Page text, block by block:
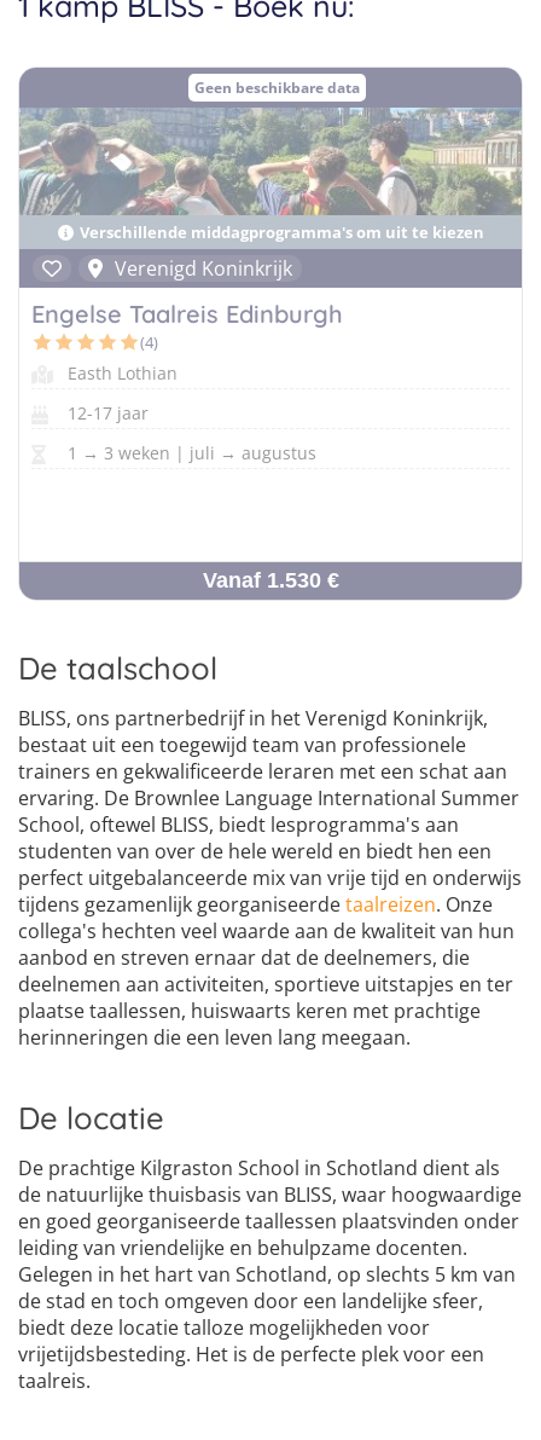
Buitenland
Taalvakanties ItaliaansGeen beschikbare data
Verschillende middagprogramma's om uit te kiezen
Verenigd Koninkrijk
Engelse Taalreis Edinburgh
(4)
Easth Lothian
12-17 jaar
1 → 3 weken | juli → augustus
Vanaf 1.530 €
De taalschool
BLISS, ons partnerbedrijf in het Verenigd Koninkrijk,
bestaat uit een toegewijd team van professionele
trainers en gekwalificeerde leraren met een schat aan
ervaring. De Brownlee Language International Summer
School, oftewel BLISS, biedt lesprogramma's aan
studenten van over de hele wereld en biedt hen een
perfect uitgebalanceerde mix van vrije tijd en onderwijs
tijdens gezamenlijk georganiseerdetaalreizen. Onze
collega's hechten veel waarde aan de kwaliteit van hun
aanbod en streven ernaar dat de deelnemers, die
deelnemen aan activiteiten, sportieve uitstapjes en ter
plaatse taallessen, huiswaarts keren met prachtige
herinneringen die een leven lang meegaan.
De locatie
De prachtige Kilgraston School in Schotland dient als
de natuurlijke thuisbasis van BLISS, waar hoogwaardige
en goed georganiseerde taallessen plaatsvinden onder
leiding van vriendelijke en behulpzame docenten.
Gelegen in het hart van Schotland, op slechts 5 km van
de stad en toch omgeven door een landelijke sfeer,
biedt deze locatie talloze mogelijkheden voor
vrijetijdsbesteding. Het is de perfecte plek voor een
taalreis.